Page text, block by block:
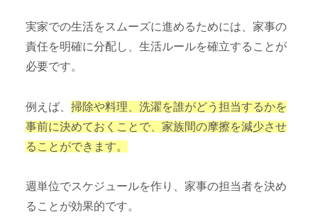
実家での生活をスムーズに進めるためには、家事の
責任を明確に分配し、生活ルールを確立することが
必要です。
例えば、 掃除や料理、洗濯を誰がどう担当するかを
事前に決めておくことで、家族間の摩擦を減少させ
ることができます。
週単位でスケジュールを作り、家事の担当者を決め
ることが効果的です。